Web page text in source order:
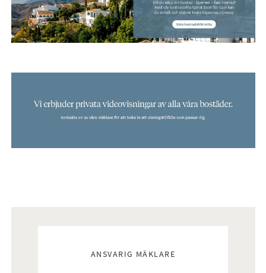
förrådsutrymmen och ett utmärkt skick är denna lägenhet ett
fantastiskt tillfälle – både som investering och som
permanentboende – i ett av Santa Polas mest eftertraktade
ANSVARIG MÄKLARE